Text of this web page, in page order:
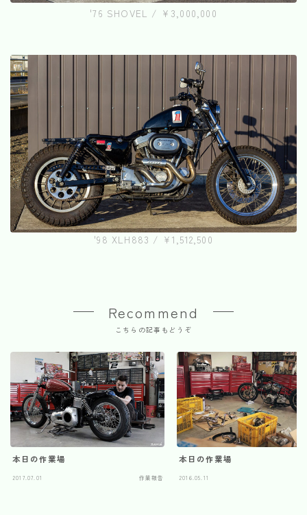
'76 SHOVEL / ¥3,000,000
'98 XLH883 / ¥1,512,500
Recommend
こちらの記事もどうぞ
本日の作業場
2017.07.01 作業報告
本日の作業場
2016.05.11